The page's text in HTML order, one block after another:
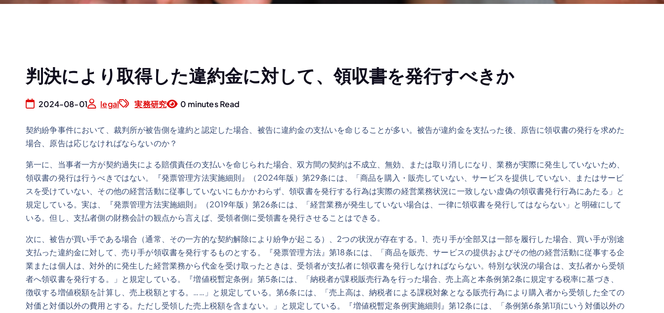
判決により取得した違約金に対して、領収書を発行すべきか
2024-08-01 legal 実務研究 0 minutes Read
契約紛争事件において、裁判所が被告側を違約と認定した場合、被告に違約金の支払いを命じることが多い。被告が違約金を支払った後、原告に領収書の発行を求めた
場合、原告は応じなければならないのか？
第一に、当事者一方が契約過失による賠償責任の支払いを命じられた場合、双方間の契約は不成立、無効、または取り消しになり、業務が実際に発生していないため、
領収書の発行は行うべきではない。『発票管理方法実施細則』（2024年版）第29条には、「商品を購入・販売していない、サービスを提供していない、またはサービ
スを受けていない、その他の経営活動に従事していないにもかかわらず、領収書を発行する行為は実際の経営業務状況に一致しない虚偽の領収書発行行為にあたる」と
規定している。実は、『発票管理方法実施細則』（2019年版）第26条には、「経営業務が発生していない場合は、一律に領収書を発行してはならない」と明確にして
いる。但し、支払者側の財務会計の観点から言えば、受領者側に受領書を発行させることはできる。
次に、被告が買い手である場合（通常、その一方的な契約解除により紛争が起こる）、2つの状況が存在する。1、売り手が全部又は一部を履行した場合、買い手が別途
支払った違約金に対して、売り手が領収書を発行するものとする。『発票管理方法』第18条には、「商品を販売、サービスの提供およびその他の経営活動に従事する企
業または個人は、対外的に発生した経営業務から代金を受け取ったときは、受領者が支払者に領収書を発行しなければならない。特別な状況の場合は、支払者から受領
者へ領収書を発行する。」と規定している。『増値税暫定条例』第5条には、「納税者が課税販売行為を行った場合、売上高と本条例第2条に規定する税率に基づき、
徴収する増値税額を計算し、売上税額とする。……」と規定している。第6条には、「売上高は、納税者による課税対象となる販売行為により購入者から受領した全ての
対価と対価以外の費用とする。ただし受領した売上税額を含まない。」と規定している。『増値税暫定条例実施細則』第12条には、「条例第6条第1項にいう対価以外の